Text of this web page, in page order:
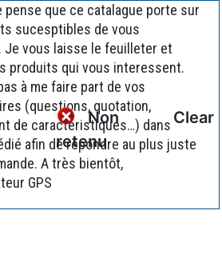
Non
retenu
Clear
pense que ce catalague porte sur
sucesptibles de vous
Je vous laisse le feuilleter et
produits qui vous interessent.
à me faire part de vos
(questions, quotation,
de caractéristiques…) dans
afin de répondre au plus juste
A très bientôt,
GPS